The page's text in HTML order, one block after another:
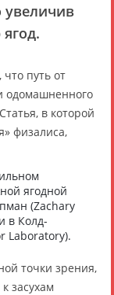
увеличив
путь от
одомашненного
в которой
физалиса,
ягодной
(Zachary
в Колд-
Laboratory).
точки зрения,
засухам